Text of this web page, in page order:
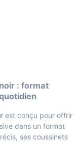
: format
est conçu pour offrir
dans un format
ses coussinets